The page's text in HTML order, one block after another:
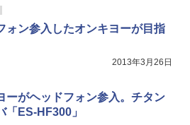
ォン参入したオンキヨーが目指
2013年3月26日
ーがヘッドフォン参入。チタン
「ES-HF300」